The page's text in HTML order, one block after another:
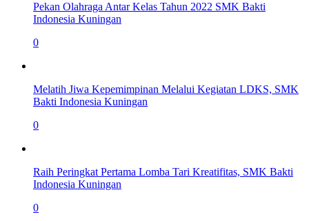
Pekan Olahraga Antar Kelas Tahun 2022 SMK Bakti
Indonesia Kuningan
0
Melatih Jiwa Kepemimpinan Melalui Kegiatan LDKS, SMK
Bakti Indonesia Kuningan
0
Raih Peringkat Pertama Lomba Tari Kreatifitas, SMK Bakti
Indonesia Kuningan
0